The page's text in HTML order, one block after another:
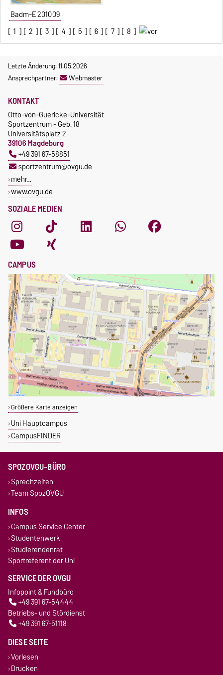
Badm-E 201009
[ 1 ] [ 2 ] [ 3 ] [ 4 ] [ 5 ] [ 6 ] [ 7 ] [ 8 ]
Letzte Änderung: 11.05.2026
Ansprechpartner:
Webmaster
SOZIALE MEDIEN
KONTAKT
Otto-von-Guericke-Universität
Sportzentrum - Geb. 18
Universitätsplatz 2
39106 Magdeburg
+49 391 67-58851
sportzentrum@ovgu.de
mehr…
www.ovgu.de
CAMPUS
Größere Karte anzeigen
Uni Hauptcampus
CampusFINDER
SPOZOVGU-BÜRO
Sprechzeiten
Team SpozOVGU
INFOS
Campus Service Center
Studentenwerk
Studierendenrat
Sportreferent der Uni
SERVICE DER OVGU
Infopoint & Fundbüro
+49 391 67-54444
Betriebs- und Stördienst
+49 391 67-51118
DIESE SEITE
Vorlesen
Drucken